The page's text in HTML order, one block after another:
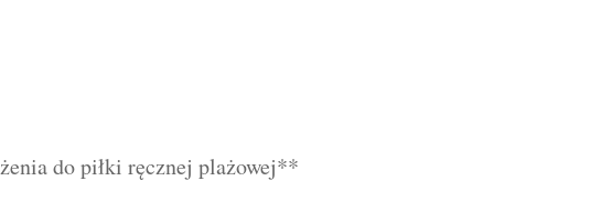
do piłki ręcznej plażowej**